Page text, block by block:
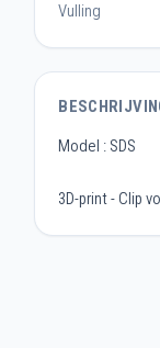
Vulling
Model : SDS
3D-print - Clip